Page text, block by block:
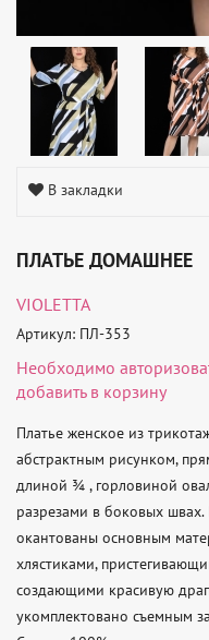
В закладки
ПЛАТЬЕ ДОМАШНЕЕ
VIOLETTA
Артикул: ПЛ-353
Необходимо
добавить в корзину
Платье женское из
абстрактным рисунком,
длиной ¾ , горловиной
разрезами в боковых
окантованы основным
хлястиками,
создающими красивую
укомплектовано съемным